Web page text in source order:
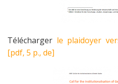
Télécharger le plaidoyer
[pdf, 5 p., de]